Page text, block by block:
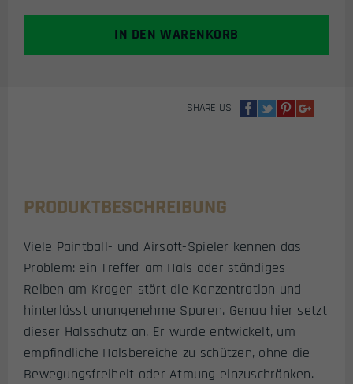
/
IN DEN WARENKORB
SHARE US
PRODUKTBESCHREIBUNG
Viele Paintball- und Airsoft-Spieler kennen das
Problem: ein Treffer am Hals oder ständiges
Reiben am Kragen stört die Konzentration und
hinterlässt unangenehme Spuren. Genau hier setzt
dieser Halsschutz an. Er wurde entwickelt, um
empfindliche Halsbereiche zu schützen, ohne die
Bewegungsfreiheit oder Atmung einzuschränken.